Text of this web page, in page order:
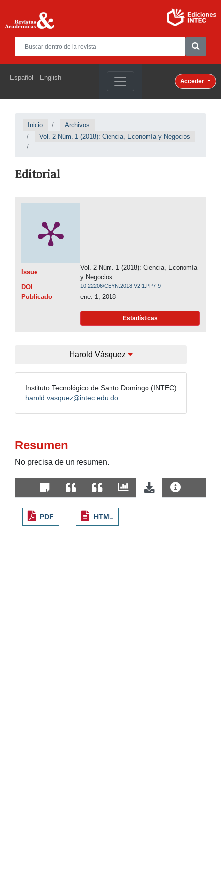
Español English Acceder
Inicio
Archivos
Vol. 2 Núm. 1 (2018): Ciencia, Economía y Negocios
Editorial
Issue
Vol. 2 Núm. 1 (2018): Ciencia, Economía
y Negocios
DOI
10.22206/CEYN.2018.V2I1.PP7-9
Publicado ene. 1, 2018
Estadísticas
Harold Vásquez
Instituto Tecnológico de Santo Domingo (INTEC)
harold.vasquez@intec.edu.do
Resumen
No precisa de un resumen.
PDF HTML